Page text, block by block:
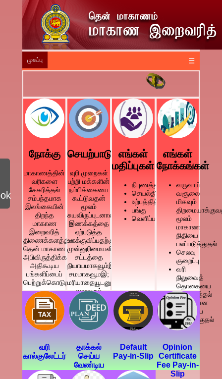
முகப்பு ☰
நோக்கு
மாகாணத்தின்
வரிகளை
சேகரித்தல்
சம்பந்தமாக
இலங்கையின்
திறந்த
மாகாண
இறைவரித்
திணைக்களத்தின்
தென் மாகாண
அபிவிருத்திக்காக
அதிகூடிய
பங்களிப்பைப்
பெற்றுக்கொடுத்தல்.
செயற்பாடு
வுரி முறைகள்
பற்றி மக்களின்
நம்பிக்கையை
கூட்டுவதன்
மூலம்
சுயவிருப்புடனான
இணக்கத்தை
ஏற்படுத்த
ஊக்குவிப்பதற்கு
முன்னுரிமையளித்த
சட்டத்தை
நியாயமாகவூம்இ
சமமாகவூமஇ;
மரியாதையூடனும்இ
வலுவூறச்
செய்வதன்
மூலம் வரி
செலுத்துவதை
புறக்கணிப்புச்
செய்வதை
தடுத்து.
எங்கள்
மதிப்புகள்
நிபுணத்துவம்
செயல்திறன்
உற்பத்தித்திறன்
பங்கு
வெளிப்படைத்தன்மை
எங்கள்
நோக்கங்கள்
வருவாய்
வசூலை
மிகவும்
மூலம்
மாகாண
நிதியை
பலப்படுத்துதல்
செலவு
குறைப்பு
வரி
நிலுவைத்
தொகையை
அதிகரித்தல்
பழக்கமான
துறையை
உருவாக்குதல்
வரி
கால்குலேட்டர்
தாக்கல்
செய்ய
வேண்டிய
தகவல்
Default
Pay-in-Slip
Opinion
Certificate
Fee Pay-in-
Slip